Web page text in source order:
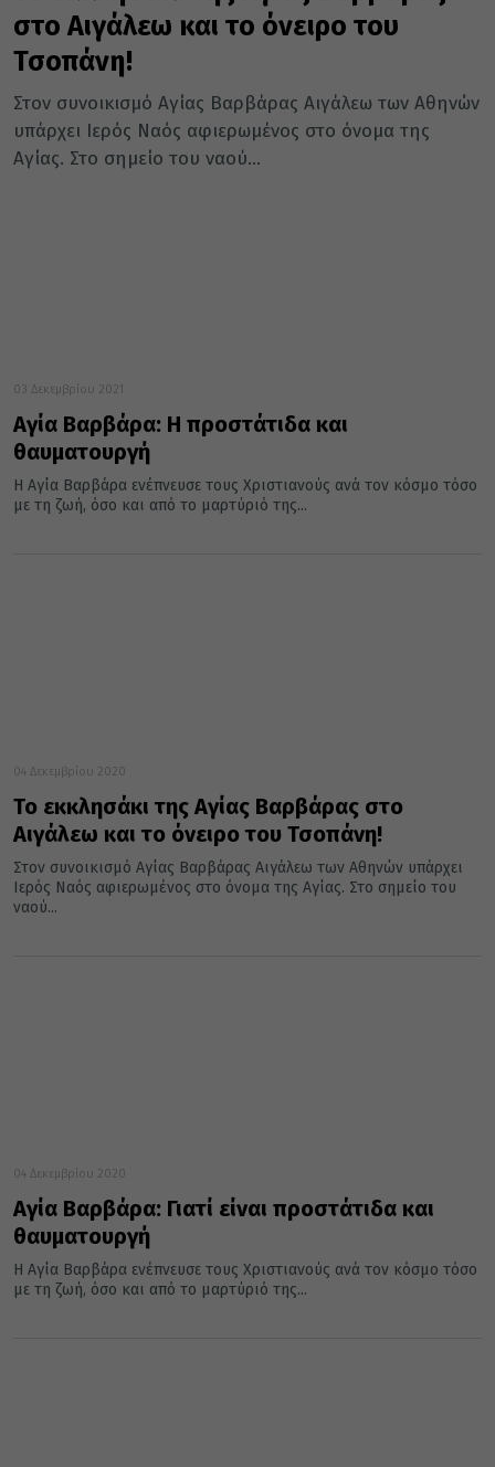
στο Αιγάλεω και το όνειρο του
Τσοπάνη!
Στον συνοικισμό Αγίας Βαρβάρας Αιγάλεω των Αθηνών
υπάρχει Ιερός Ναός αφιερωμένος στο όνομα της
Αγίας. Στο σημείο του ναού...
03 Δεκεμβρίου 2021
Αγία Βαρβάρα: Η προστάτιδα και
θαυματουργή
Η Αγία Βαρβάρα ενέπνευσε τους Χριστιανούς ανά τον κόσμο τόσο
με τη ζωή, όσο και από το μαρτύριό της...
04 Δεκεμβρίου 2020
Το εκκλησάκι της Αγίας Βαρβάρας στο
Αιγάλεω και το όνειρο του Τσοπάνη!
Στον συνοικισμό Αγίας Βαρβάρας Αιγάλεω των Αθηνών υπάρχει
Ιερός Ναός αφιερωμένος στο όνομα της Αγίας. Στο σημείο του
ναού...
04 Δεκεμβρίου 2020
Αγία Βαρβάρα: Γιατί είναι προστάτιδα και
θαυματουργή
Η Αγία Βαρβάρα ενέπνευσε τους Χριστιανούς ανά τον κόσμο τόσο
με τη ζωή, όσο και από το μαρτύριό της...